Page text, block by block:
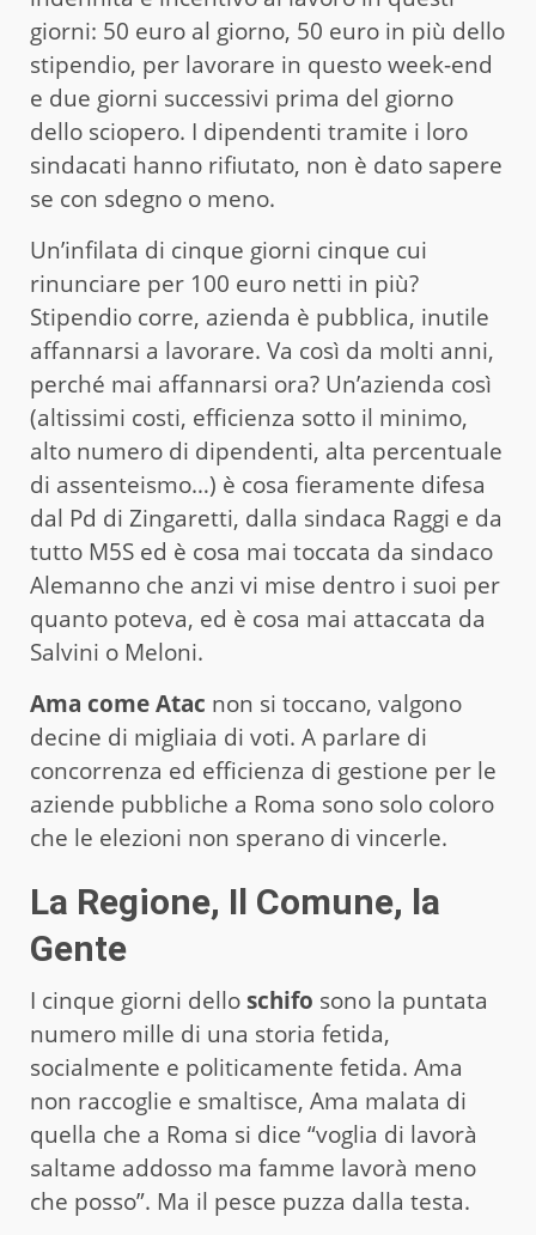
giorni: 50 euro al giorno, 50 euro in più dello
stipendio, per lavorare in questo week-end
e due giorni successivi prima del giorno
dello sciopero. I dipendenti tramite i loro
sindacati hanno rifiutato, non è dato sapere
se con sdegno o meno.
Un’infilata di cinque giorni cinque cui
rinunciare per 100 euro netti in più?
Stipendio corre, azienda è pubblica, inutile
affannarsi a lavorare. Va così da molti anni,
perché mai affannarsi ora? Un’azienda così
(altissimi costi, efficienza sotto il minimo,
alto numero di dipendenti, alta percentuale
di assenteismo…) è cosa fieramente difesa
dal Pd di Zingaretti, dalla sindaca Raggi e da
tutto M5S ed è cosa mai toccata da sindaco
Alemanno che anzi vi mise dentro i suoi per
quanto poteva, ed è cosa mai attaccata da
Salvini o Meloni.
Ama come Atac non si toccano, valgono
decine di migliaia di voti. A parlare di
concorrenza ed efficienza di gestione per le
aziende pubbliche a Roma sono solo coloro
che le elezioni non sperano di vincerle.
La Regione, Il Comune, la
Gente
I cinque giorni dello schifo sono la puntata
numero mille di una storia fetida,
socialmente e politicamente fetida. Ama
non raccoglie e smaltisce, Ama malata di
quella che a Roma si dice “voglia di lavorà
saltame addosso ma famme lavorà meno
che posso”. Ma il pesce puzza dalla testa.